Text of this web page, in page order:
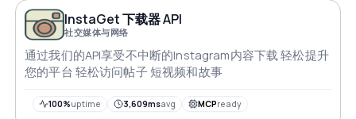
InstaGet 下载器 API
社交媒体与网络
通过我们的API享受不中断的Instagram内容下载 轻松提升
您的平台 轻松访问帖子 短视频和故事
100%uptime 3,609msavg MCPready